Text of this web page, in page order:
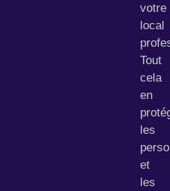
votre
local
Tout
cela
en
les
et
les